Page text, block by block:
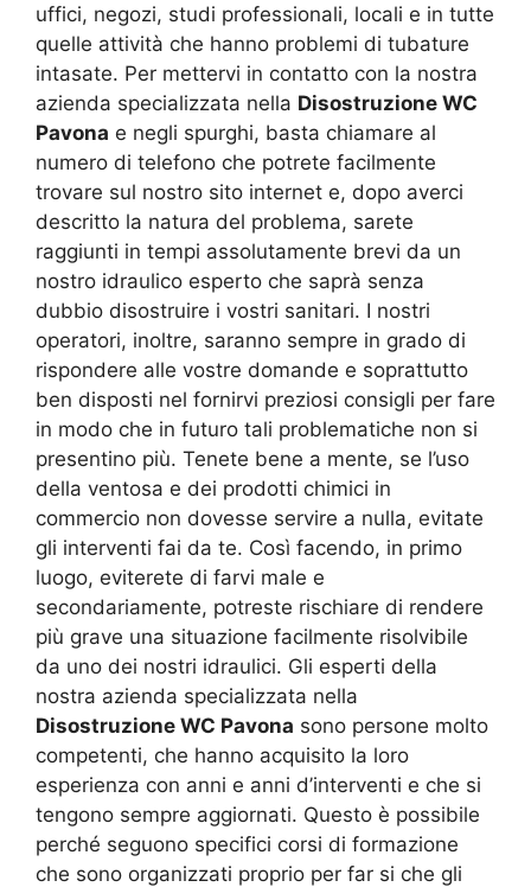
uffici, negozi, studi professionali, locali e in tutte
quelle attività che hanno problemi di tubature
intasate. Per mettervi in contatto con la nostra
azienda specializzata nella Disostruzione WC
Pavona e negli spurghi, basta chiamare al
numero di telefono che potrete facilmente
trovare sul nostro sito internet e, dopo averci
descritto la natura del problema, sarete
raggiunti in tempi assolutamente brevi da un
nostro idraulico esperto che saprà senza
dubbio disostruire i vostri sanitari. I nostri
operatori, inoltre, saranno sempre in grado di
rispondere alle vostre domande e soprattutto
ben disposti nel fornirvi preziosi consigli per fare
in modo che in futuro tali problematiche non si
presentino più. Tenete bene a mente, se l’uso
della ventosa e dei prodotti chimici in
commercio non dovesse servire a nulla, evitate
gli interventi fai da te. Così facendo, in primo
luogo, eviterete di farvi male e
secondariamente, potreste rischiare di rendere
più grave una situazione facilmente risolvibile
da uno dei nostri idraulici. Gli esperti della
nostra azienda specializzata nella
Disostruzione WC Pavona sono persone molto
competenti, che hanno acquisito la loro
esperienza con anni e anni d’interventi e che si
tengono sempre aggiornati. Questo è possibile
perché seguono specifici corsi di formazione
che sono organizzati proprio per far si che gli